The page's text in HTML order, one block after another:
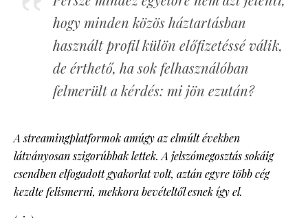
hogy minden közös háztartásban
használt profil külön előfizetéssé válik,
de érthető, ha sok felhasználóban
felmerült a kérdés: mi jön ezután?
A streamingplatformok amúgy az elmúlt években
látványosan szigorúbbak lettek. A jelszómegosztás sokáig
csendben elfogadott gyakorlat volt, aztán egyre több cég
kezdte felismerni, mekkora bevételtől esnek így el.